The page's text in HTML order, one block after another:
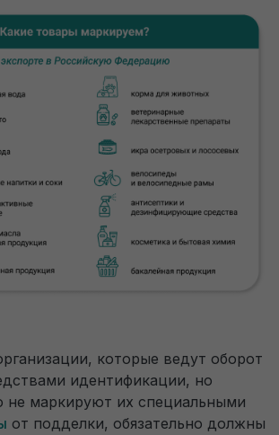
которые ведут оборот
идентификации, но
не маркируют их специальными
от подделки, обязательно должны